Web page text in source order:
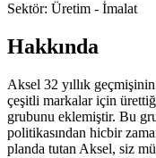
Sektör: Üretim - İmalat
Hakkında
Aksel 32 yıllık
çeşitli markalar için
grubunu eklemiştir. Bu
politikasından hicbir
planda tutan Aksel, siz